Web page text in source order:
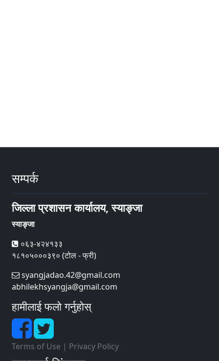
सम्पर्क
जिल्ला प्रशासन कार्यालय, स्याङ्जा
स्याङ्जा
०६३-४२४१३३
१८१०५०००३९० (टोल - फ्री)
syangjadao.42@gmail.com
abhilekhsyangja@gmail.com
हामीलाई फलो गर्नुहोस्
Terms of Use | Privacy Policy